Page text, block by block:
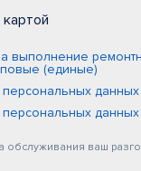
выполнение
(единые)
данных
персональных
обслуживания ваш